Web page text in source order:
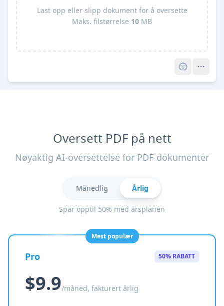
Last opp eller slipp dokument for å oversette
Maks. filstørrelse 10 MB
Oversett PDF på nett
Nøyaktig AI-oversettelse for PDF-dokumenter
Månedlig Årlig
Spar opptil 50% med årsplanen
Mest populær
Pro 50% RABATT
$9.9/måned, fakturert årlig